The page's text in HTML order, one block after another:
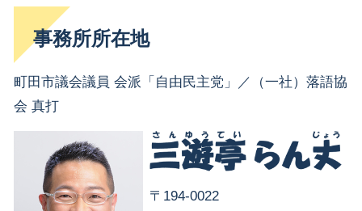
事務所所在地
町田市議会議員 会派「自由民主党」／（一社）落語協
会 真打
〒194-0022